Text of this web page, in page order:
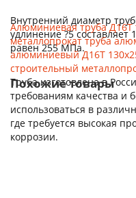
Внутренний диаметр
удлинение ?5 составляет
равен 255 МПа.
Труба изготовлена в
требованиям качества и
использоваться в
где требуется высокая
коррозии.
Алюминиевая труба Д16Т
металлопрокат труба
алюминиевый Д16Т
строительный
Похожие товары